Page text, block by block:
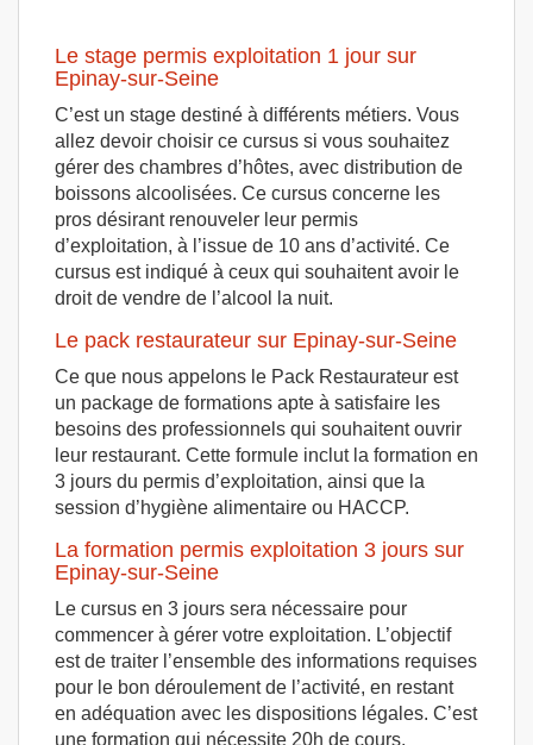
Le stage permis exploitation 1 jour sur
Epinay-sur-Seine
C’est un stage destiné à différents métiers. Vous
allez devoir choisir ce cursus si vous souhaitez
gérer des chambres d’hôtes, avec distribution de
boissons alcoolisées. Ce cursus concerne les
pros désirant renouveler leur permis
d’exploitation, à l’issue de 10 ans d’activité. Ce
cursus est indiqué à ceux qui souhaitent avoir le
droit de vendre de l’alcool la nuit.
Le pack restaurateur sur Epinay-sur-Seine
Ce que nous appelons le Pack Restaurateur est
un package de formations apte à satisfaire les
besoins des professionnels qui souhaitent ouvrir
leur restaurant. Cette formule inclut la formation en
3 jours du permis d’exploitation, ainsi que la
session d’hygiène alimentaire ou HACCP.
La formation permis exploitation 3 jours sur
Epinay-sur-Seine
Le cursus en 3 jours sera nécessaire pour
commencer à gérer votre exploitation. L’objectif
est de traiter l’ensemble des informations requises
pour le bon déroulement de l’activité, en restant
en adéquation avec les dispositions légales. C’est
une formation qui nécessite 20h de cours.